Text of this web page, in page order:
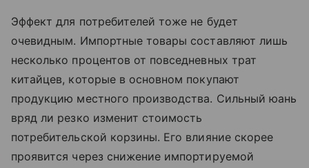
Эффект для потребителей тоже не будет
очевидным. Импортные товары составляют лишь
несколько процентов от повседневных трат
китайцев, которые в основном покупают
продукцию местного производства. Сильный юань
вряд ли резко изменит стоимость
потребительской корзины. Его влияние скорее
проявится через снижение импортируемой